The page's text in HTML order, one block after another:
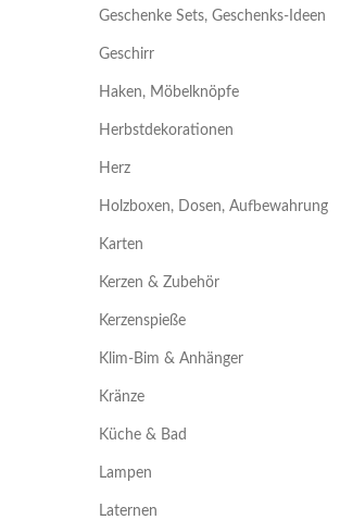
Geschenke Sets, Geschenks-Ideen
Geschirr
Haken, Möbelknöpfe
Herbstdekorationen
Herz
Holzboxen, Dosen, Aufbewahrung
Karten
Kerzen & Zubehör
Kerzenspieße
Klim-Bim & Anhänger
Kränze
Küche & Bad
Lampen
Laternen